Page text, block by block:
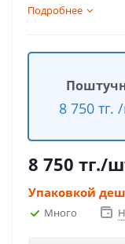
Подробнее
8 750 тг.
8 750 тг./
Упаковкой
Много